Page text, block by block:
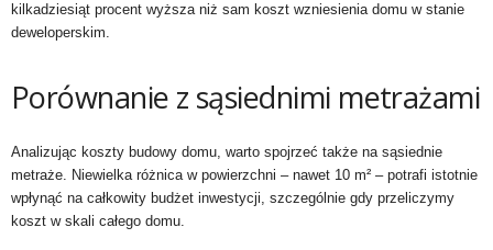
kilkadziesiąt procent wyższa niż sam koszt wzniesienia domu w stanie
deweloperskim.
Porównanie z sąsiednimi metrażami
Analizując koszty budowy domu, warto spojrzeć także na sąsiednie
metraże. Niewielka różnica w powierzchni – nawet 10 m² – potrafi istotnie
wpłynąć na całkowity budżet inwestycji, szczególnie gdy przeliczymy
koszt w skali całego domu.